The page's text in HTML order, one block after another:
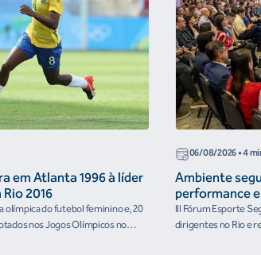
em Atlanta 1996 à líder
2016
olímpica do futebol feminino e, 20
nos Jogos Olímpicos no
06/08/2026• 4
Ambiente
performance
III Fórum Esporte
dirigentes no Rio e